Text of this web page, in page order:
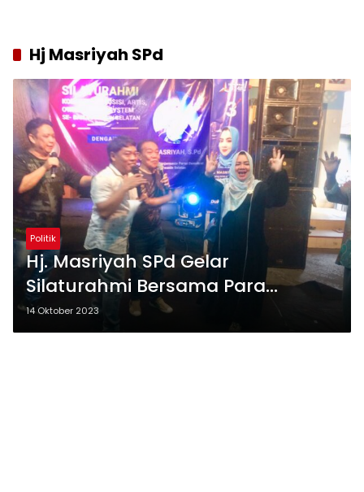
Hj Masriyah SPd
Politik
Hj. Masriyah SPd Gelar
Silaturahmi Bersama Para
Komunitas Pemusik Banua
14 Oktober 2023